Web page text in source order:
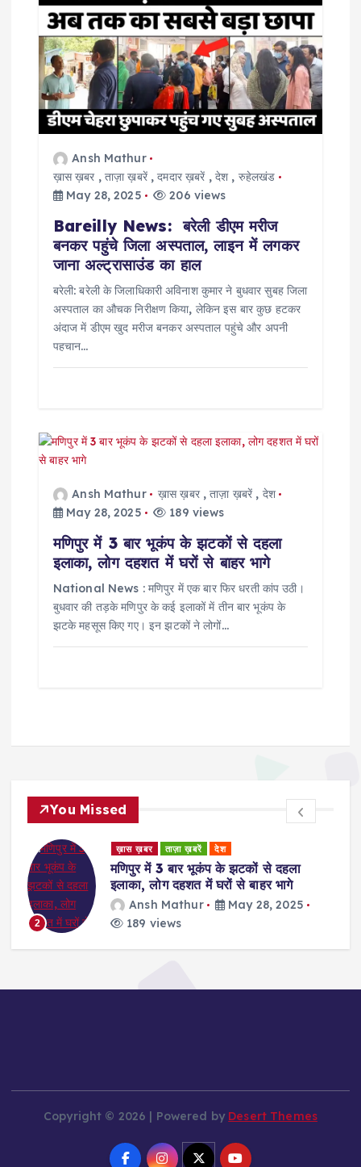
g
a
t
Ansh Mathur
ख़ास ख़बर ,ताज़ा ख़बरें,दमदार ख़बरें , देश , रुहेलखंड
May 28, 2025
206 views
Bareilly News: बरेली डीएम मरीज
बनकर पहुंचे जिला अस्पताल, लाइन में लगकर
जाना अल्ट्रासाउंड का हाल
बरेली: बरेली के जिलाधिकारी अविनाश कुमार ने बुधवार सुबह जिला
अस्पताल का औचक निरीक्षण किया, लेकिन इस बार कुछ हटकर
अंदाज में डीएम खुद मरीज बनकर अस्पताल पहुंचे और अपनी
पहचान…
Ansh Mathur ख़ास ख़बर,ताज़ा ख़बरें , देश
May 28, 2025
189 views
मणिपुर में 3 बार भूकंप के झटकों से दहला
इलाका, लोग दहशत में घरों से बाहर भागे
National News : मणिपुर में एक बार फिर धरती कांप उठी।
बुधवार की तड़के मणिपुर के कई इलाकों में तीन बार भूकंप के
झटके महसूस किए गए। इन झटकों ने लोगों…
You Missed
2
ख़ास ख़बर ताज़ा ख़बरें देश
मणिपुर में 3 बार भूकंप के झटकों से दहला
इलाका, लोग दहशत में घरों से बाहर भागे
Ansh Mathur
May 28, 2025
189 views
Copyright © 2026 | Powered by Desert Themes